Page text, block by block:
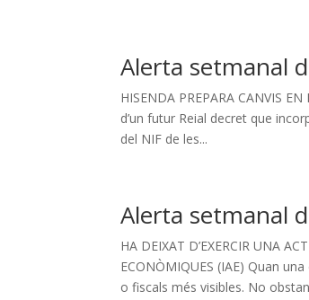
Alerta setmanal
HISENDA PREPARA CANVIS
d’un futur Reial decret que
del NIF de les...
Alerta setmanal
HA DEIXAT D’EXERCIR UNA
ECONÒMIQUES (IAE) Quan
o fiscals més visibles. No